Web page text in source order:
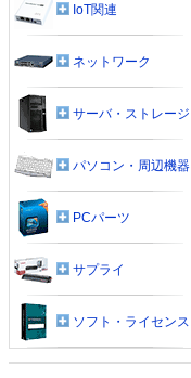
IoT関連
ネットワーク
サーバ・ストレージ
パソコン・周辺機器
PCパーツ
サプライ
ソフト・ライセンス